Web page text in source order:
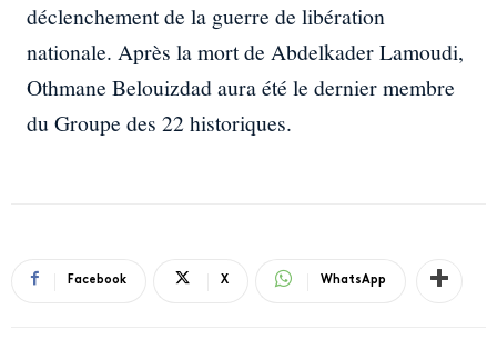
déclenchement de la guerre de libération
nationale. Après la mort de Abdelkader Lamoudi,
Othmane Belouizdad aura été le dernier membre
du Groupe des 22 historiques.
Facebook X WhatsApp